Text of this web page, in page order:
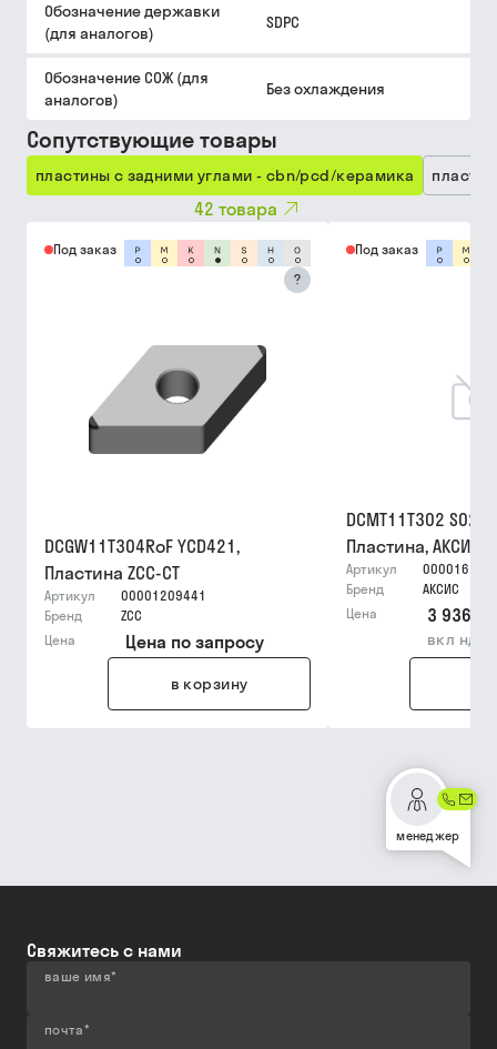
Обозначение державки
(для аналогов)
SDPC
Обозначение СОЖ (для
аналогов)
Без охлаждения
Сопутствующие товары
пластины с задними углами - cbn/pcd/керамика
42 товара
Под заказ
?
DCGW11T304RoF YCD421,
Пластина ZCC-CT
Артикул
00001209441
Бренд
ZCC
Цена
Цена по запросу
в корзину
Под заказ
DCMT11T302
Пластина, АКСИС
Артикул
Бренд
АКСИС
Цена
3
вкл ндс
менеджер
Свяжитесь с нами
ваше имя*
почта*